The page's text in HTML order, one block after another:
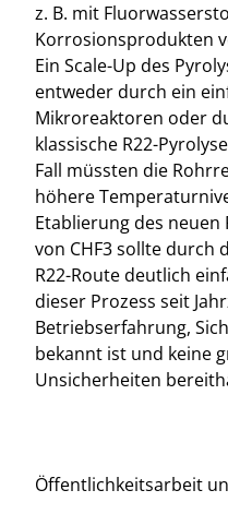
z. B. mit
Korrosionsprodukten
Ein Scale-Up des
entweder durch ein
Mikroreaktoren oder
klassische R22-
Fall müssten die
höhere
Etablierung des
von CHF3 sollte durch
R22-Route deutlich
dieser Prozess seit
Betriebserfahrung,
bekannt ist und keine
Unsicherheiten
Öffentlichkeitsarbeit